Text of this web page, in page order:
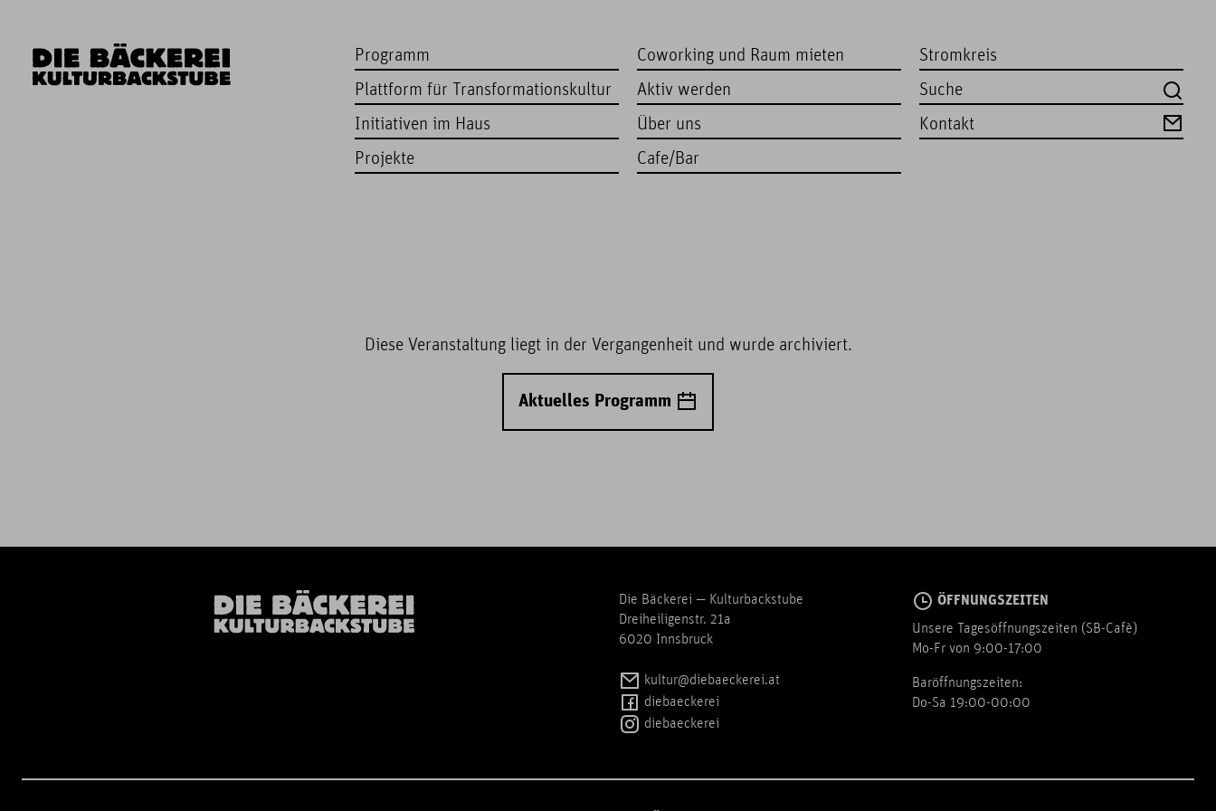
Programm
Plattform für Transformationskultur
Initiativen im Haus
Projekte
Coworking und Raum mieten
Aktiv werden
Über uns
Cafe/Bar
Stromkreis
Kontakt
Diese Veranstaltung liegt in der Vergangenheit und wurde archiviert.
Aktuelles Programm
Die Bäckerei — Kulturbackstube
Dreiheiligenstr. 21a
6020 Innsbruck
kultur@diebaeckerei.at
diebaeckerei
diebaeckerei
ÖFFNUNGSZEITEN
Unsere Tagesöffnungszeiten (SB-Cafè)
Mo-Fr von 9:00-17:00
Baröffnungszeiten:
Do-Sa 19:00-00:00